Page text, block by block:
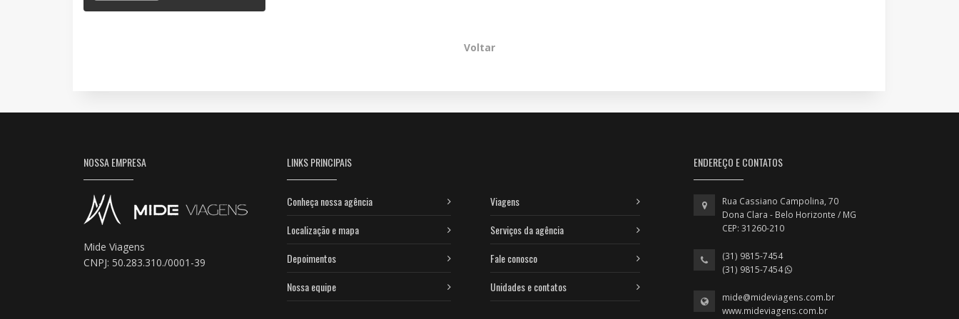
Voltar
NOSSA EMPRESA
Mide Viagens
CNPJ: 50.283.310./0001-39
LINKS PRINCIPAIS
Conheça nossa agência
Localização e mapa
Depoimentos
Nossa equipe
Viagens
Serviços da agência
Fale conosco
Unidades e contatos
ENDEREÇO E CONTATOS
Rua Cassiano Campolina, 70
Dona Clara - Belo Horizonte / MG
CEP: 31260-210
(31) 9815-7454
(31) 9815-7454
mide@mideviagens.com.br
www.mideviagens.com.br